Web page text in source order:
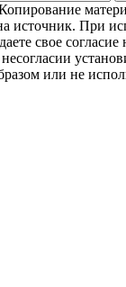
источник. При
свое согласие
или не